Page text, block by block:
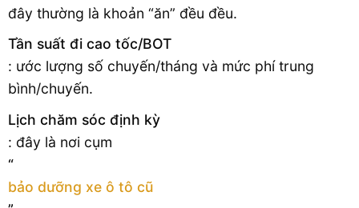
đây thường là khoản “ăn” đều đều.
Tần suất đi cao tốc/BOT
: ước lượng số chuyến/tháng và mức phí trung
bình/chuyến.
Lịch chăm sóc định kỳ
: đây là nơi cụm
“
bảo dưỡng xe ô tô cũ